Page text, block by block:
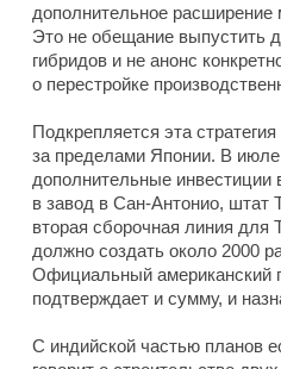
дополнительное расширение
Это не обещание выпустить
гибридов и не анонс
о перестройке
Подкрепляется эта
за пределами Японии. В
дополнительные инвестиции
в завод в Сан-Антонио, штат
вторая сборочная линия для
должно создать около 2000
Официальный американский
подтверждает и сумму, и
С индийской частью планов